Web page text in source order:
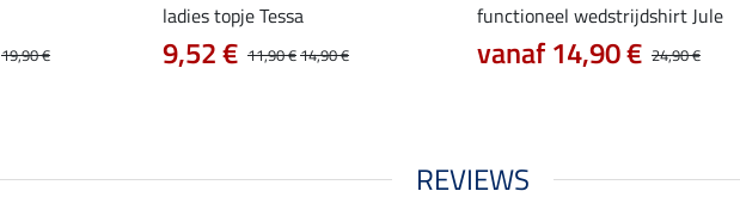
19,90 €
ladies topje Tessa
11,90 €14,90 €
9,52 €
functioneel wedstrijdshirt Jule
24,90 €
vanaf 14,90 €
REVIEWS